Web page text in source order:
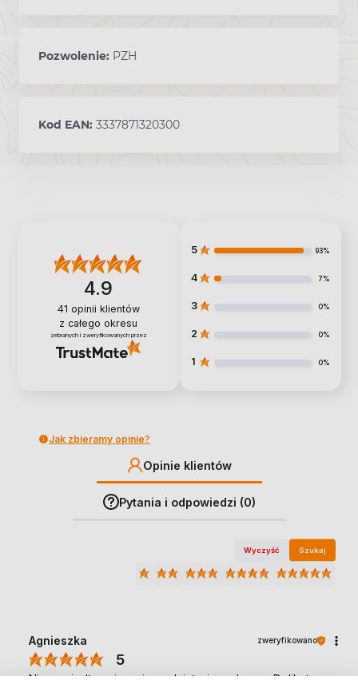
Pozwolenie: PZH
Kod EAN: 3337871320300
4.9
41 opinii klientów
z całego okresu
zebranych i zweryfikowanych przez
5 93%
4 7%
3 0%
2 0%
1 0%
Jak zbieramy opinie?
Opinie klientów
Pytania i odpowiedzi (0)
Wyczyść Szukaj
Agnieszka zweryfikowano
5
Nie zawiodłam się na jego działaniu, polecam. Delikatny,